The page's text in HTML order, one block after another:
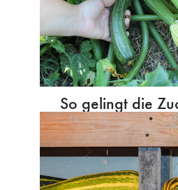
So gelingt die